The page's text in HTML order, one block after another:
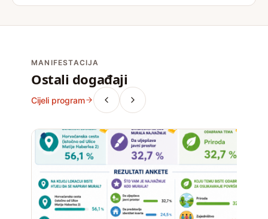
MANIFESTACIJA
Ostali događaji
Cijeli program